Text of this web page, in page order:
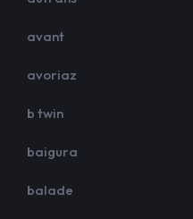
avant
avoriaz
b twin
baigura
balade